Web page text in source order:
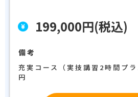
199,000円(税込)
備考
充実コース（実技講習2時間プ
円